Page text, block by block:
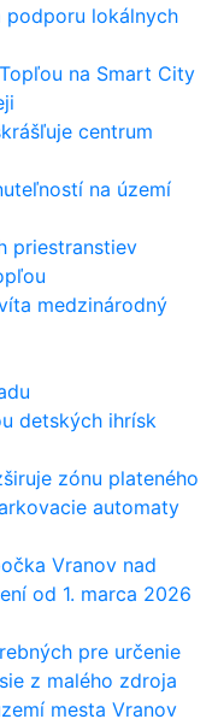
podporu lokálnych
na Smart City
centrum
na území
priestranstiev
medzinárodný
detských ihrísk
zónu plateného
automaty
Vranov nad
od 1. marca 2026
pre určenie
z malého zdroja
mesta Vranov